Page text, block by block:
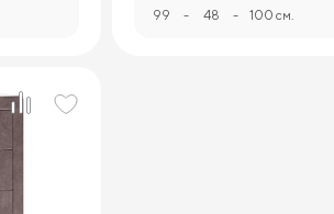
99 - 48 - 100 см.